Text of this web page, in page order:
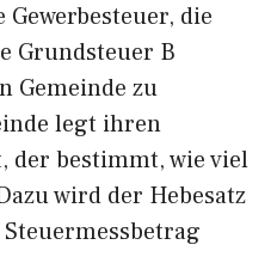
die
Grundsteuer B
Gemeinde zu
legt ihren
der bestimmt, wie viel
wird der Hebesatz